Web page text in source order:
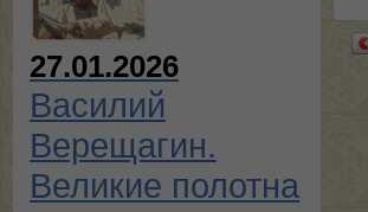
27.01.2026
Василий
Верещагин.
Великие полотна